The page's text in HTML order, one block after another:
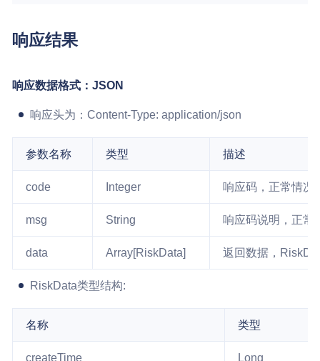
响应结果
响应数据格式：JSON
响应头为：Content-Type: application/json
参数名称 类型 描述
code Integer 响应码，正常情况
msg String 响应码说明，正常
data Array[RiskData] 返回数据，
RiskData类型结构:
名称 类型
createTime Long